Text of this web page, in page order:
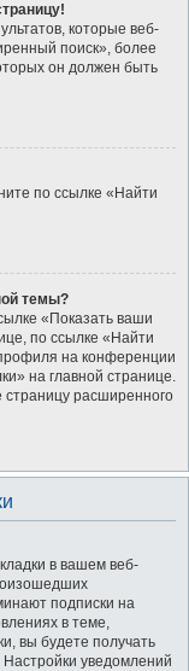
которые веб-
поиск», более
он должен быть
по ссылке «Найти
темы?
«Показать ваши
по ссылке «Найти
на конференции
на главной странице.
расширенного
в вашем веб-
подписки на
в теме,
вы будете получать
уведомлений